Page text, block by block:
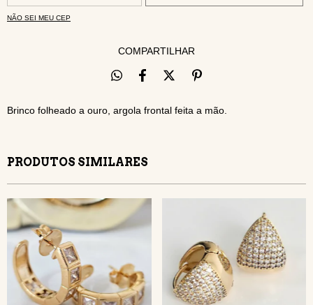
NÃO SEI MEU CEP
COMPARTILHAR
Brinco folheado a ouro, argola frontal feita a mão.
PRODUTOS SIMILARES